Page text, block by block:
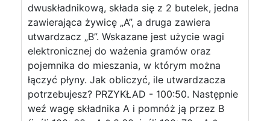
dwuskładnikową, składa się z 2 butelek, jedna
zawierająca żywicę „A”, a druga zawiera
utwardzacz „B”. Wskazane jest użycie wagi
elektronicznej do ważenia gramów oraz
pojemnika do mieszania, w którym można
łączyć płyny. Jak obliczyć, ile utwardzacza
potrzebujesz? PRZYKŁAD - 100:50. Następnie
weź wagę składnika A i pomnóż ją przez B